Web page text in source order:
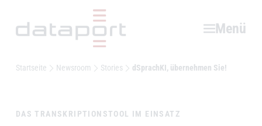
Menü
Startseite Newsroom Stories dSprachKI, übernehmen Sie!
DAS TRANSKRIPTIONSTOOL IM EINSATZ